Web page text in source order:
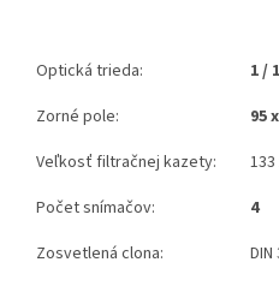
Optická trieda:
1 /
Zorné pole:
95
Veľkosť filtračnej kazety:
Počet snímačov:
4
Zosvetlená clona:
DIN